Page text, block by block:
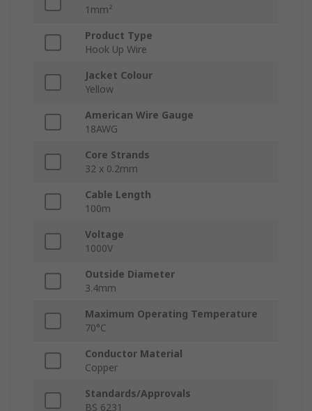
1mm²
Product Type
Hook Up Wire
Jacket Colour
Yellow
American Wire Gauge
18AWG
Core Strands
32 x 0.2mm
Cable Length
100m
Voltage
1000V
Outside Diameter
3.4mm
Maximum Operating Temperature
70°C
Conductor Material
Copper
Standards/Approvals
BS 6231